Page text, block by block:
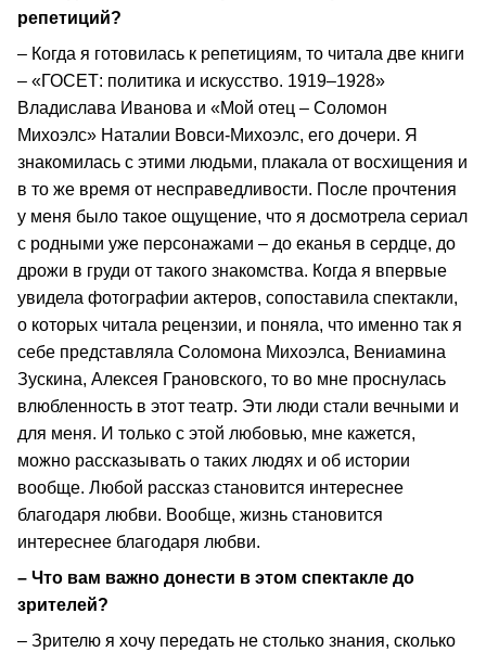
репетиций?
– Когда я готовилась к репетициям, то читала две книги
– «ГОСЕТ: политика и искусство. 1919–1928»
Владислава Иванова и «Мой отец – Соломон
Михоэлс» Наталии Вовси-Михоэлс, его дочери. Я
знакомилась с этими людьми, плакала от восхищения и
в то же время от несправедливости. После прочтения
у меня было такое ощущение, что я досмотрела сериал
с родными уже персонажами – до еканья в сердце, до
дрожи в груди от такого знакомства. Когда я впервые
увидела фотографии актеров, сопоставила спектакли,
о которых читала рецензии, и поняла, что именно так я
себе представляла Соломона Михоэлса, Вениамина
Зускина, Алексея Грановского, то во мне проснулась
влюбленность в этот театр. Эти люди стали вечными и
для меня. И только с этой любовью, мне кажется,
можно рассказывать о таких людях и об истории
вообще. Любой рассказ становится интереснее
благодаря любви. Вообще, жизнь становится
интереснее благодаря любви.
– Что вам важно донести в этом спектакле до
зрителей?
– Зрителю я хочу передать не столько знания, сколько